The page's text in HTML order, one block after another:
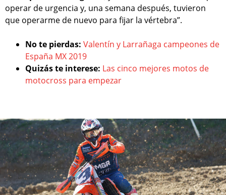
operar de urgencia y, una semana después, tuvieron
que operarme de nuevo para fijar la vértebra”.
No te pierdas: Valentín y Larrañaga campeones de
España MX 2019
Quizás te interese: Las cinco mejores motos de
motocross para empezar